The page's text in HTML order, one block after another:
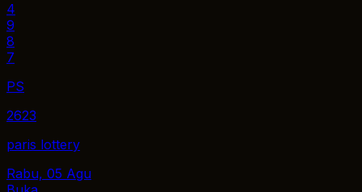
4
9
8
7
PS
2623
paris lottery
Rabu, 05 Agu